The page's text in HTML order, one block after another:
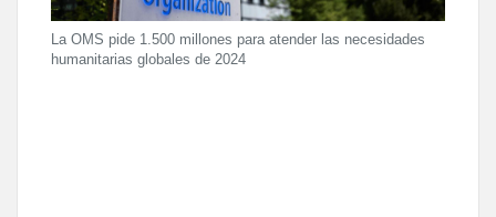
La OMS pide 1.500 millones para atender las necesidades
humanitarias globales de 2024